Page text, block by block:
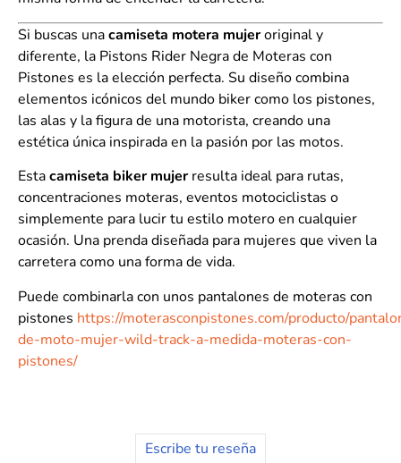
Si buscas unacamiseta motera mujeroriginal y
diferente, la Pistons Rider Negra de Moteras con
Pistones es la elección perfecta. Su diseño combina
elementos icónicos del mundo biker como los pistones,
las alas y la figura de una motorista, creando una
estética única inspirada en la pasión por las motos.
Estacamiseta biker mujerresulta ideal para rutas,
concentraciones moteras, eventos motociclistas o
simplemente para lucir tu estilo motero en cualquier
ocasión. Una prenda diseñada para mujeres que viven la
carretera como una forma de vida.
Puede combinarla con unos pantalones de moteras con
pistones https://moterasconpistones.com/producto/
de-moto-mujer-wild-track-a-medida-moteras-con-
pistones/
Escribe tu reseña